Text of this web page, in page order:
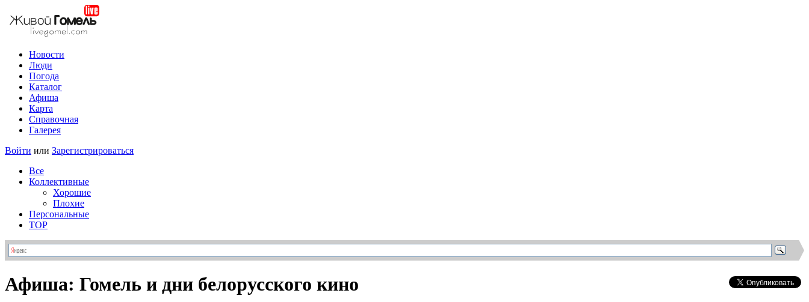
Новости
Люди
Погода
Каталог
Афиша
Карта
Справочная
Галерея
Войти или Зарегистрироваться
Все
Коллективные
Хорошие
Плохие
Персональные
TOP
Афиша: Гомель и дни белорусского кино